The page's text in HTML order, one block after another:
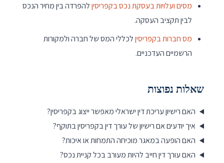
מסים ועלויות בעסקת נכס בקפריסיןלהפרדה בין מחיר הנכס
לבין תקציב העסקה.
מס חברות בקפריסיןלכללי המס של חברה ולמקורות
הרשמיים העדכניים.
שאלות נפוצות
האם רישיון עריכת דין ישראלי מאפשר ייצוג בקפריסין?
איך יודעים אם רישיון של עורך דין בקפריסין בתוקף?
האם הופעה במאגר מוכיחה התמחות או איכות?
האם עורך דין חייב להיות מעורב בכל קניית נכס?